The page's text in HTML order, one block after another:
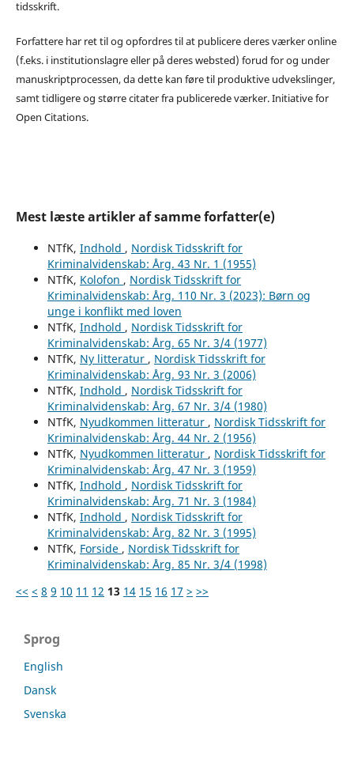
tidsskrift.
Forfattere har ret til og opfordres til at publicere deres værker online
(f.eks. i institutionslagre eller på deres websted) forud for og under
manuskriptprocessen, da dette kan føre til produktive udvekslinger,
samt tidligere og større citater fra publicerede værker. Initiative for
Open Citations.
Mest læste artikler af samme forfatter(e)
NTfK, Indhold , Nordisk Tidsskrift for
Kriminalvidenskab: Årg. 43 Nr. 1 (1955)
NTfK, Kolofon , Nordisk Tidsskrift for
Kriminalvidenskab: Årg. 110 Nr. 3 (2023): Børn og
unge i konflikt med loven
NTfK, Indhold , Nordisk Tidsskrift for
Kriminalvidenskab: Årg. 65 Nr. 3/4 (1977)
NTfK, Ny litteratur , Nordisk Tidsskrift for
Kriminalvidenskab: Årg. 93 Nr. 3 (2006)
NTfK, Indhold , Nordisk Tidsskrift for
Kriminalvidenskab: Årg. 67 Nr. 3/4 (1980)
NTfK, Nyudkommen litteratur , Nordisk Tidsskrift for
Kriminalvidenskab: Årg. 44 Nr. 2 (1956)
NTfK, Nyudkommen litteratur , Nordisk Tidsskrift for
Kriminalvidenskab: Årg. 47 Nr. 3 (1959)
NTfK, Indhold , Nordisk Tidsskrift for
Kriminalvidenskab: Årg. 71 Nr. 3 (1984)
NTfK, Indhold , Nordisk Tidsskrift for
Kriminalvidenskab: Årg. 82 Nr. 3 (1995)
NTfK, Forside , Nordisk Tidsskrift for
Kriminalvidenskab: Årg. 85 Nr. 3/4 (1998)
<< < 8 9 10 11 12 13 14 15 16 17 > >>
Sprog
English
Dansk
Svenska